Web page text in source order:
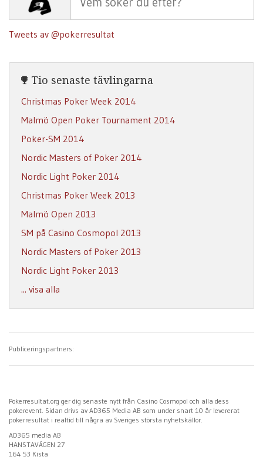
Tweets av @pokerresultat
Tio senaste tävlingarna
Christmas Poker Week 2014
Malmö Open Poker Tournament 2014
Poker-SM 2014
Nordic Masters of Poker 2014
Nordic Light Poker 2014
Christmas Poker Week 2013
Malmö Open 2013
SM på Casino Cosmopol 2013
Nordic Masters of Poker 2013
Nordic Light Poker 2013
... visa alla
Publiceringspartners:
Pokerresultat.org ger dig senaste nytt från Casino Cosmopol och alla dess
pokerevent. Sidan drivs av AD365 Media AB som under snart 10 år levererat
pokerresultat i realtid till några av Sveriges största nyhetskällor.
AD365 media AB
HANSTAVÄGEN 27
164 53 Kista